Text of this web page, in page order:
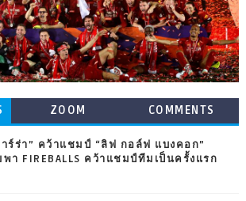
ZOOM COMMENTS
าร์ร่า” คว้าแชมป์ “ลิฟ กอล์ฟ แบงคอก”
า FIREBALLS คว้าแชมป์ทีมเป็นครั้งแรก